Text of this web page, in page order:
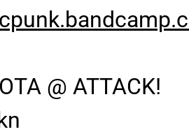
@ ATTACK!